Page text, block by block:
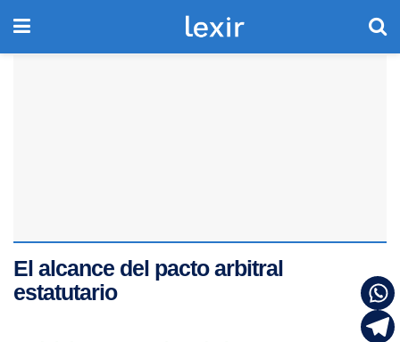
El alcance del pacto arbitral
estatutario